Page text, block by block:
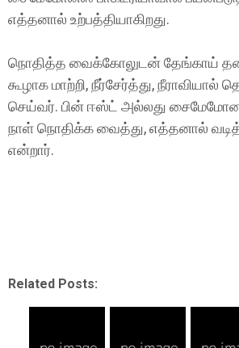
எத்தனால் உற்பத்தியாகிறது.
நொதித்த வைக்கோலுடன் தேங்காய்
கூழாக மாற்றி, நீர்சேர்த்து, நீராவியால்
செய்வர். பின் ஈஸ்ட் அல்லது
நாள் நொதிக்க வைத்து, எத்தனால்
என்றார்.
Related Posts: